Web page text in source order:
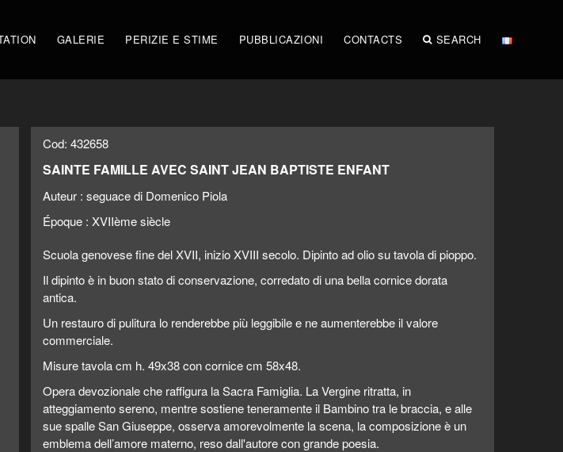
GALERIE PERIZIE E STIME PUBBLICAZIONI CONTACTS SEARCH
Cod: 432658
SAINTE FAMILLE AVEC SAINT JEAN BAPTISTE ENFANT
Auteur : seguace di Domenico Piola
Époque : XVIIème siècle
Scuola genovese fine del XVII, inizio XVIII secolo. Dipinto ad olio su tavola di pioppo.
Il dipinto è in buon stato di conservazione, corredato di una bella cornice dorata
antica.
Un restauro di pulitura lo renderebbe più leggibile e ne aumenterebbe il valore
commerciale.
Misure tavola cm h. 49x38 con cornice cm 58x48.
Opera devozionale che raffigura la Sacra Famiglia. La Vergine ritratta, in
atteggiamento sereno, mentre sostiene teneramente il Bambino tra le braccia, e alle
sue spalle San Giuseppe, osserva amorevolmente la scena, la composizione è un
emblema dell’amore materno, reso dall'autore con grande poesia.